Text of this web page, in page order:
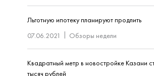
Льготную ипотеку планируют продлить
07.06.2021
Обзоры недели
Квадратный метр в новостройке Казани
тысяч рублей